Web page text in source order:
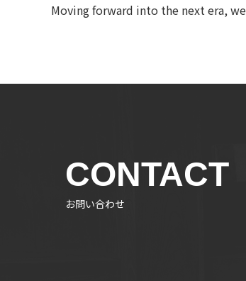
Moving forward into the next era,
CONTACT
お問い合わせ